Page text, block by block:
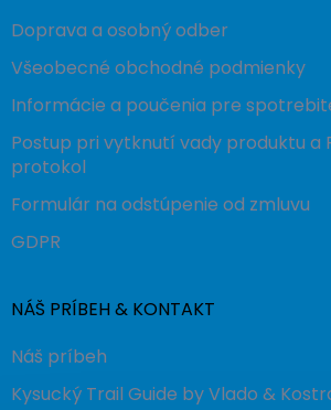
Doprava a osobný odber
Všeobecné obchodné podmienky
Informácie a poučenia pre
Postup pri vytknutí vady produktu a
protokol
Formulár na odstúpenie od zmluvu
GDPR
NÁŠ PRÍBEH & KONTAKT
Náš príbeh
Kysucký Trail Guide by Vlado &